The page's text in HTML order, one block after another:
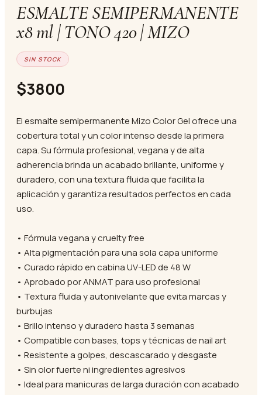
ESMALTE SEMIPERMANENTE
x8 ml | TONO 420 | MIZO
SIN STOCK
$3800
El esmalte semipermanente Mizo Color Gel ofrece una
cobertura total y un color intenso desde la primera
capa. Su fórmula profesional, vegana y de alta
adherencia brinda un acabado brillante, uniforme y
duradero, con una textura fluida que facilita la
aplicación y garantiza resultados perfectos en cada
uso.
• Fórmula vegana y cruelty free
• Alta pigmentación para una sola capa uniforme
• Curado rápido en cabina UV-LED de 48 W
• Aprobado por ANMAT para uso profesional
• Textura fluida y autonivelante que evita marcas y
burbujas
• Brillo intenso y duradero hasta 3 semanas
• Compatible con bases, tops y técnicas de nail art
• Resistente a golpes, descascarado y desgaste
• Sin olor fuerte ni ingredientes agresivos
• Ideal para manicuras de larga duración con acabado